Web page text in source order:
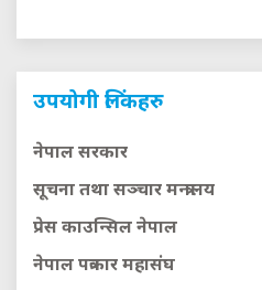
उपयोगी लिंकहरु
नेपाल सरकार
सूचना तथा सञ्चार मन्त्रालय
प्रेस काउन्सिल नेपाल
नेपाल पत्रकार महासंघ